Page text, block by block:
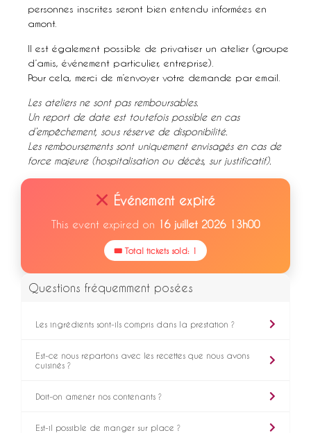
personnes inscrites seront bien entendu informées en
amont.
Il est également possible de privatiser un atelier (groupe
d’amis, événement particulier, entreprise).
Pour cela, merci de m’envoyer votre demande par email.
Les ateliers ne sont pas remboursables.
Un report de date est toutefois possible en cas
d’empêchement, sous réserve de disponibilité.
Les remboursements sont uniquement envisagés en cas de
force majeure (hospitalisation ou décès, sur justificatif).
Événement expiré
This event expired on 16 juillet 2026 13h00
🎟 Total tickets sold: 1
Questions fréquemment posées
Les ingrédients sont-ils compris dans la prestation ?
Est-ce nous repartons avec les recettes que nous avons
cuisinés ?
Doit-on amener nos contenants ?
Est-il possible de manger sur place ?